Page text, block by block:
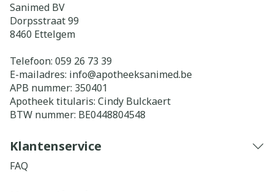
Sanimed BV
Dorpsstraat 99
8460 Ettelgem
Telefoon: 059 26 73 39
E-mailadres: info@apotheeksanimed.be
APB nummer: 350401
Apotheek titularis: Cindy Bulckaert
BTW nummer: BE0448804548
Klantenservice
FAQ